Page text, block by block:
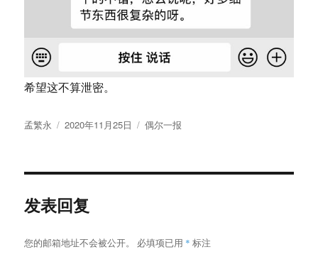
希望这不算泄密。
作
孟繁永
发
2020年11月25日
分
偶尔一报
发表回复
您的邮箱地址不会被公开。 必填项已用 * 标注